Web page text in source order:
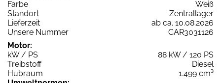
Farbe
Weiß
Standort
Zentrallager
Lieferzeit
ab ca. 10.08.2026
Unsere Nummer
CAR3031126
Motor:
kW / PS
88 kW / 120 PS
Treibstoff
Diesel
Hubraum
1.499 cm³